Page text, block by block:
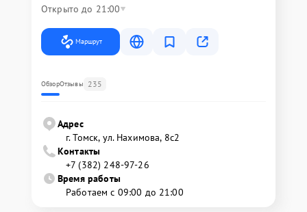
Открыто до 21:00
Маршрут
ОбзорОтзывы 235
Адрес
г. Томск, ул. Нахимова, 8с2
Контакты
+7 (382) 248-97-26
Время работы
Работаем с 09:00 до 21:00